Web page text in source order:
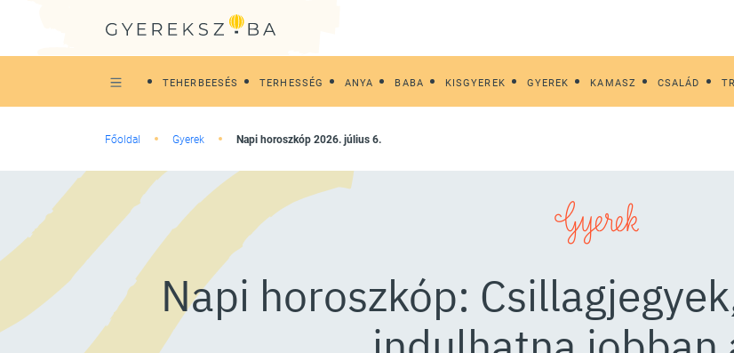
TEHERBEESÉS TERHESSÉG ANYA BABA KISGYEREK GYEREK KAMASZ CSALÁD
Főoldal Gyerek Napi horoszkóp 2026. július 6.
Gyerek
Napi horoszkóp: